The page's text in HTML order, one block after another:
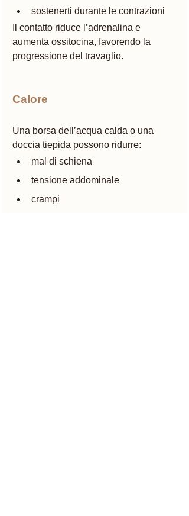
sostenerti durante le contrazioni
Il contatto riduce l’adrenalina e
aumenta ossitocina, favorendo la
progressione del travaglio.
Calore
Una borsa dell’acqua calda o una
doccia tiepida possono ridurre:
mal di schiena
tensione addominale
crampi